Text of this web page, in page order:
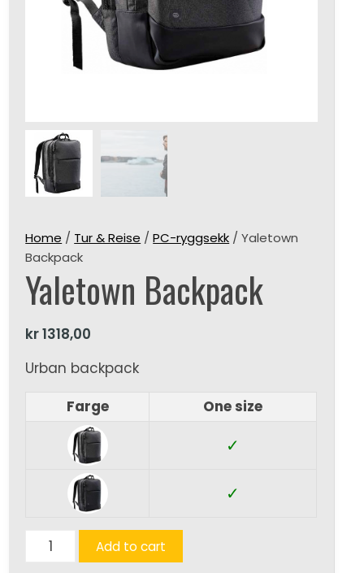
Home / Tur & Reise /PC-ryggsekk / Yaletown
Backpack
Yaletown Backpack
kr1318,00
Urban backpack
Farge
One size
✓
✓
Yaletown
Backpack
Add to cart